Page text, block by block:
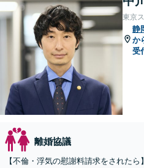
東京
静
か
受
離婚協議
【不倫・浮気の慰謝料請求をされたら